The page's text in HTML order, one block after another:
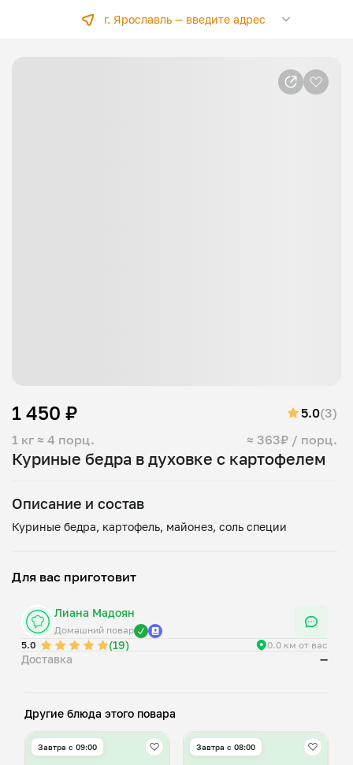
г. Ярославль —введите адрес
Куриные бедра в духовке с картофелем
1 кг ≈ 4 порц. ≈ 363₽ / порц.
1 450 ₽ 5.0(3)
Описание и состав
Для вас приготовит
Лиана Мадоян
Домашний повар
5.0
(19) 0.0 км от вас
Доставка —
Другие блюда этого повара
Завтра c 09:00 Завтра c 08:00